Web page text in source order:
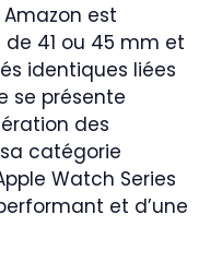
est
de 41 ou 45 mm et
identiques liées
se présente
des
catégorie
Watch Series
et d’une